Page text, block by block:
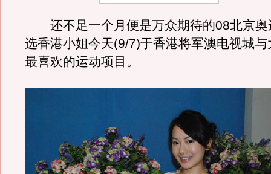
还不足一个月便是万众期待的08北京奥
选香港小姐今天(9/7)于香港将军澳电视城
最喜欢的运动项目。